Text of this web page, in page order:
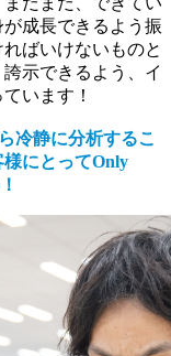
成長できるよう振
ばいけないものと
示できるよう、イ
います！
冷静に分析するこ
にとってOnly